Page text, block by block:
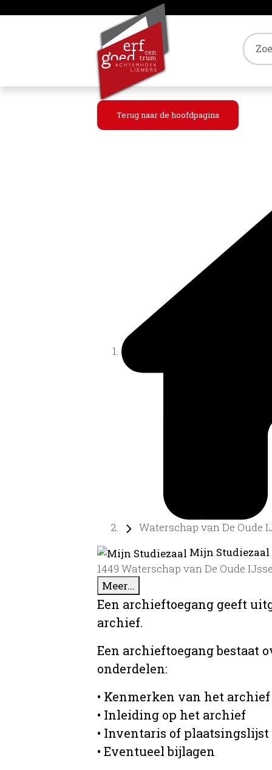
Terug naar de hoofdpagina
Waterschap van De Oude
Mijn
1449 Waterschap van De Oude
Meer...
Een archieftoegang geeft
archief.
Een archieftoegang bestaat
onderdelen:
• Kenmerken van het archief
• Inleiding op het archief
• Inventaris of plaatsingslijst
• Eventueel bijlagen